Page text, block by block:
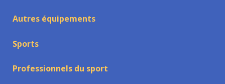
Autres équipements
Sports
Professionnels du sport